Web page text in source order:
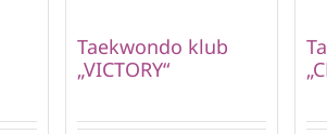
Taekwondo klub
„VICTORY“